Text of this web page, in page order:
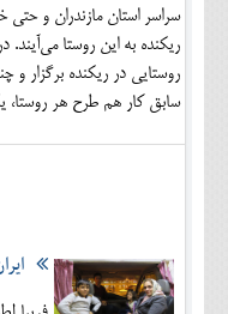
سراسر استان مازندران و حتی
ریکنده به این روستا
روستایی در ریکنده برگزار و
سابق کار هم طرح هر روستا،